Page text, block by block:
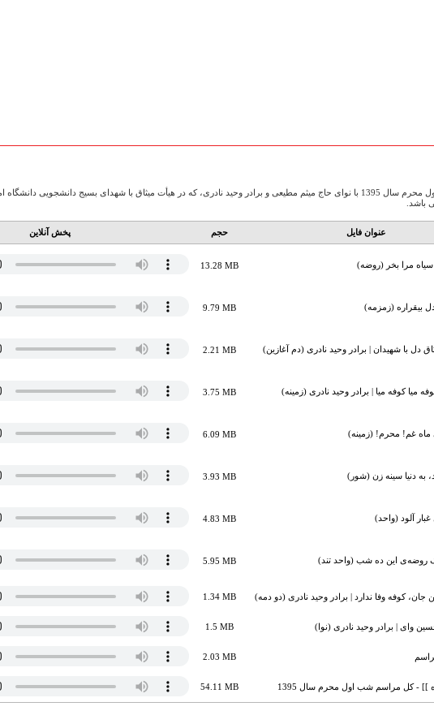
جلسه عزاداری شب اول محرم سال 1395 با نوای حاج میثم مطیعی و برادر وحید نادری، که در هیأت میثاق با شهدای بسیج
باشد.
عنوان فایل حجم پخش آنلاین
مرا بخر (روضه) 13.28 MB
بیقراره (زمزمه) 9.79 MB
دل با شهیدان | برادر وحید نادری (دم آغازین) 2.21 MB
میا کوفه میا | برادر وحید نادری (زمینه) 3.75 MB
ماه غم! محرم! (زمینه) 6.09 MB
به دنیا سینه زن (شور) 3.93 MB
آلود (واحد) 4.83 MB
روضه‌ی این ده شب (واحد تند) 5.95 MB
جان، کوفه وفا ندارد | برادر وحید نادری (دو دمه) 1.34 MB
وای | برادر وحید نادری (نوا) 1.5 MB
2.03 MB
]] - کل مراسم شب اول محرم سال 1395 54.11 MB